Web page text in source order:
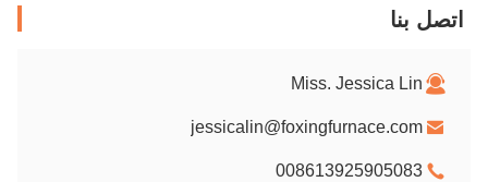
اتصل بنا
Miss. Jessica Lin
jessicalin@foxingfurnace.com
008613925905083